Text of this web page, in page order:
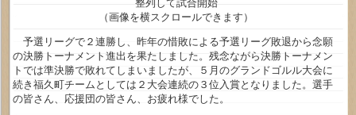
整列して試合開始
（画像を横スクロールできます）
予選リーグで２連勝し、昨年の惜敗による予選リーグ敗退から念願
の決勝トーナメント進出を果たしました。残念ながら決勝トーナメン
トでは準決勝で敗れてしまいましたが、５月のグランドゴルル大会に
続き福久町チームとしては２大会連続の３位入賞となりました。選手
の皆さん、応援団の皆さん、お疲れ様でした。